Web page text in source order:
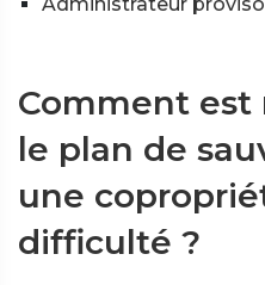
Comment est
le plan de
une
difficulté ?